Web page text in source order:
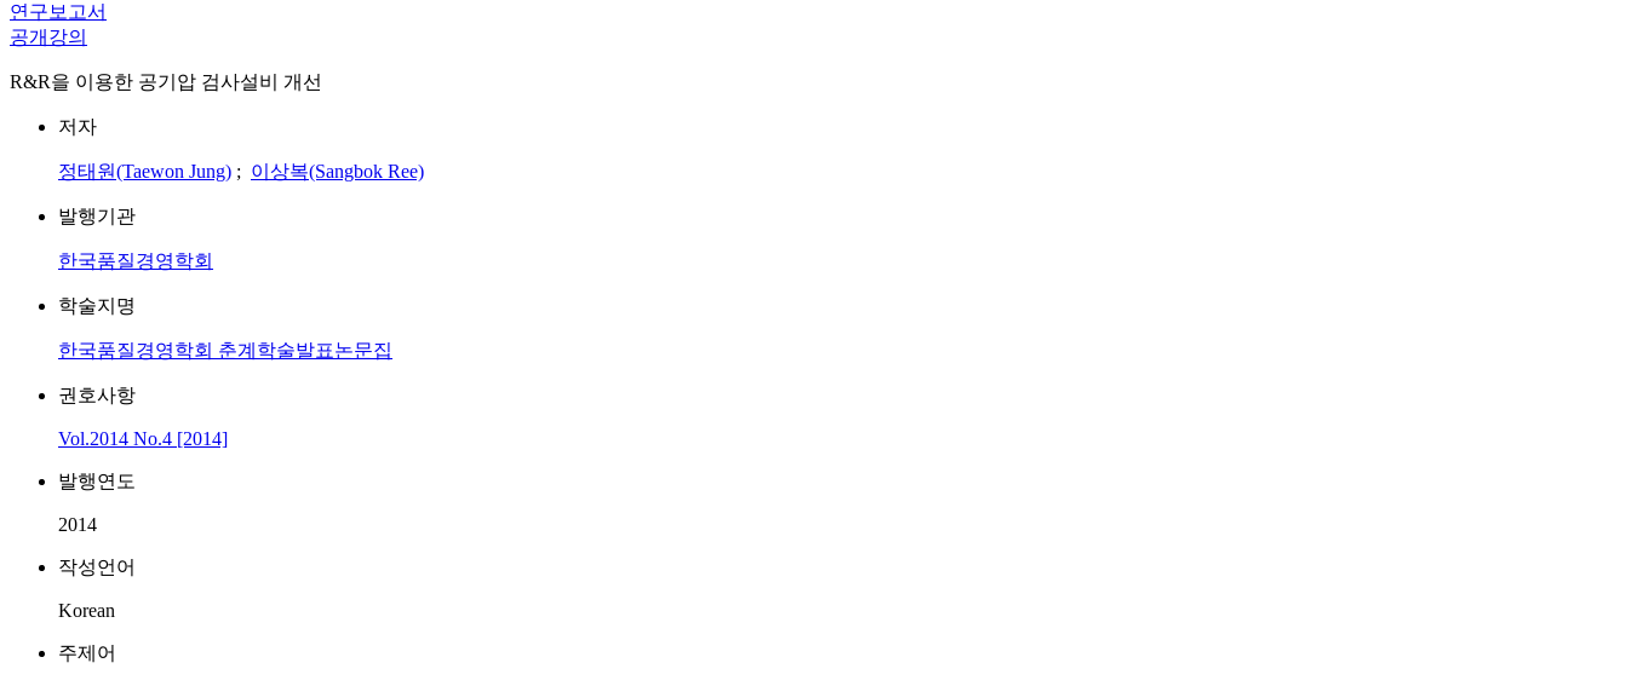
연구보고서
공개강의
R&R을 이용한 공기압 검사설비 개선
저자
정태원(Taewon Jung) ; 이상복(Sangbok Ree)
발행기관
한국품질경영학회
학술지명
한국품질경영학회 춘계학술발표논문집
권호사항
Vol.2014 No.4 [2014]
발행연도
2014
작성언어
Korean
주제어